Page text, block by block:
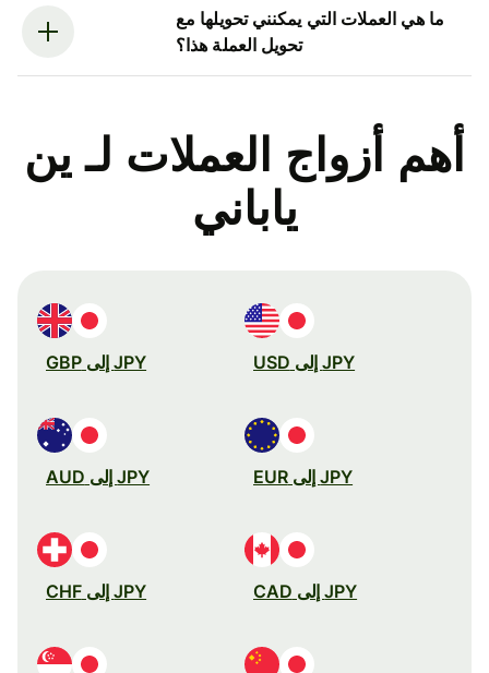
ما هي العملات التي يمكنني تحويلها مع
تحويل العملة هذا؟
أهم أزواج العملات لـ ين
ياباني
JPY إلى USD JPY إلى GBP
JPY إلى EUR JPY إلى AUD
JPY إلى CAD JPY إلى CHF